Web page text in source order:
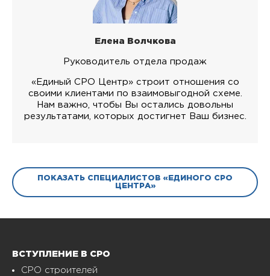
Елена Волчкова
Руководитель отдела продаж
«Единый СРО Центр» строит отношения со
своими клиентами по взаимовыгодной схеме.
Нам важно, чтобы Вы остались довольны
результатами, которых достигнет Ваш бизнес.
ПОКАЗАТЬ СПЕЦИАЛИСТОВ «ЕДИНОГО СРО
ЦЕНТРА»
ВСТУПЛЕНИЕ В СРО
СРО строителей